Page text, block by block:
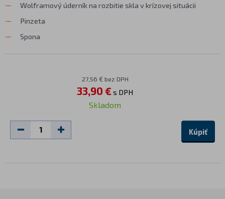
Wolframový úderník na rozbitie skla v krízovej situácii
Pinzeta
Spona
27,56 € bez DPH
33,90 €s DPH
Skladom
Kúpiť